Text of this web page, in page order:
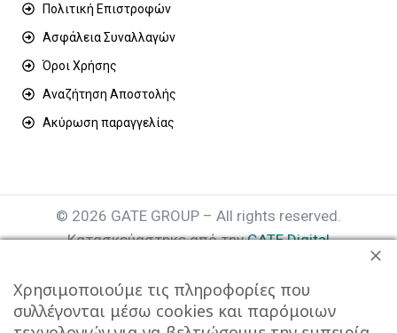
Πολιτική Επιστροφών
Ασφάλεια Συναλλαγών
Όροι Χρήσης
Αναζήτηση Αποστολής
Ακύρωση παραγγελίας
© 2026 GATE GROUP – All rights reserved.
Κατασκεύαστηκε από τηνGATE Digital
Αριθμός Γ.Ε.ΜΗ. : 077935642000
Χρησιμοποιούμε τις πληροφορίες που
συλλέγονται μέσω cookies και παρόμοιων